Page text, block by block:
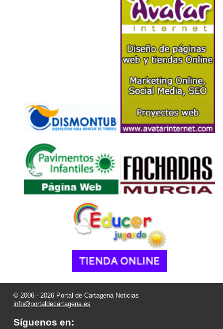
© 2006 - 2026 Portal de Cartagena Noticias
info@portaldecartagena.es
Síguenos en: